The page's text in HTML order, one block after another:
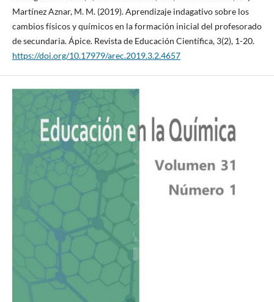
Martínez Aznar, M. M. (2019). Aprendizaje indagativo sobre los
cambios físicos y químicos en la formación inicial del profesorado
de secundaria. Ápice. Revista de Educación Científica, 3(2), 1-20.
https://doi.org/10.17979/arec.2019.3.2.4657